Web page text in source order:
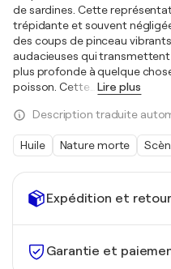
Expédition et
Garantie et
de sardines. Cette
trépidante et souvent
des coups de pinceau
audacieuses qui
plus profonde à quelque
poisson. Cette… Lire plus
Description traduite
Huile Nature morte